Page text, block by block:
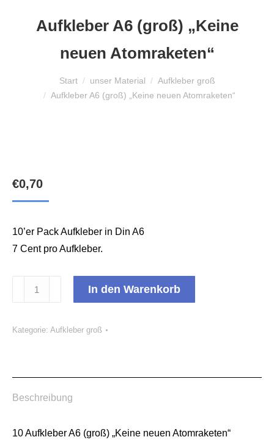
Aufkleber A6 (groß) „Keine
neuen Atomraketen“
Sie befinden sich hier:
Start unser Material
Aufkleber groß
Aufkleber A6 (groß) „Keine neuen Atomraketen“
€0,70
10’er Pack Aufkleber in Din A6
7 Cent pro Aufkleber.
"Keine
In den Warenkorb
Kategorie: Aufkleber groß
Beschreibung
10 Aufkleber A6 (groß) „Keine neuen Atomraketen“